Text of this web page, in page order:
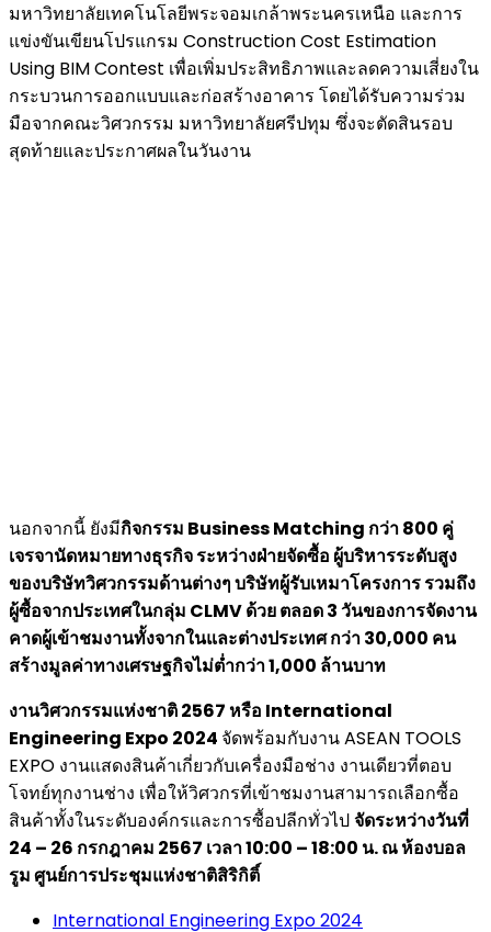
มหาวิทยาลัยเทคโนโลยีพระจอมเกล้าพระนครเหนือ และการ
แข่งขันเขียนโปรแกรม Construction Cost Estimation
Using BIM Contest เพื่อเพิ่มประสิทธิภาพและลดความเสี่ยงใน
กระบวนการออกแบบและก่อสร้างอาคาร โดยได้รับความร่วม
มือจากคณะวิศวกรรม มหาวิทยาลัยศรีปทุม ซึ่งจะตัดสินรอบ
สุดท้ายและประกาศผลในวันงาน
นอกจากนี้ ยังมีกิจกรรม Business Matching กว่า800 คู่
เจรจานัดหมายทางธุรกิจ ระหว่างฝ่ายจัดซื้อ ผู้บริหารระดับสูง
ของบริษัทวิศวกรรมด้านต่างๆ บริษัทผู้รับเหมาโครงการ รวมถึง
ผู้ซื้อจากประเทศในกลุ่ม CLMV ด้วย ตลอด 3 วันของการจัดงาน
คาดผู้เข้าชมงานทั้งจากในและต่างประเทศ กว่า 30,000 คน
สร้างมูลค่าทางเศรษฐกิจไม่ต่ำกว่า 1,000 ล้านบาท
งานวิศวกรรมแห่งชาติ2567 หรือ International
Engineering Expo 2024 จัดพร้อมกับงาน ASEAN TOOLS
EXPO งานแสดงสินค้าเกี่ยวกับเครื่องมือช่าง งานเดียวที่ตอบ
โจทย์ทุกงานช่าง เพื่อให้วิศวกรที่เข้าชมงานสามารถเลือกซื้อ
สินค้าทั้งในระดับองค์กรและการซื้อปลีกทั่วไปจัดระหว่างวันที่
24 – 26 กรกฎาคม 2567 เวลา 10:00 – 18:00 น. ณ ห้องบอล
รูม ศูนย์การประชุมแห่งชาติสิริกิติ์
International Engineering Expo 2024